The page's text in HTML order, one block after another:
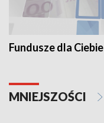
Fundusze dla Ciebie
MNIEJSZOŚCI